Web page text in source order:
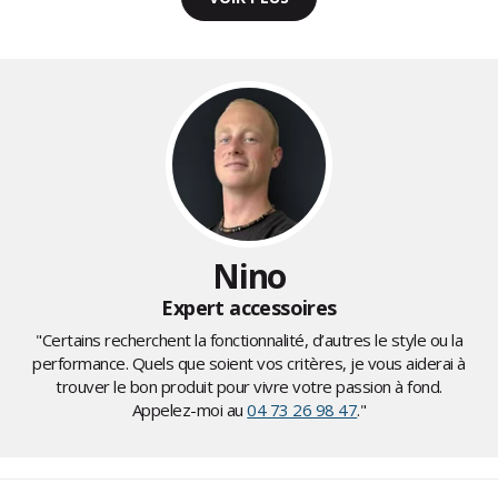
Nino
Expert accessoires
"Certains recherchent la fonctionnalité, d’autres le style ou la
performance. Quels que soient vos critères, je vous aiderai à
trouver le bon produit pour vivre votre passion à fond.
Appelez-moi au04 73 26 98 47."